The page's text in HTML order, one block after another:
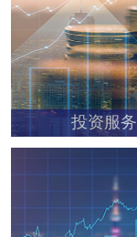
投资服务